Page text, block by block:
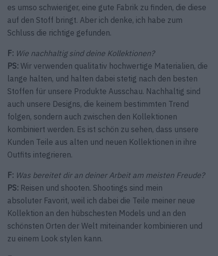
es umso schwieriger, eine gute Fabrik zu finden, die diese
auf den Stoff bringt. Aber ich denke, ich habe zum
Schluss die richtige gefunden.
F: Wie nachhaltig sind deine Kollektionen?
PS: Wir verwenden qualitativ hochwertige Materialien, die
lange halten, und halten dabei stetig nach den besten
Stoffen für unsere Produkte Ausschau. Nachhaltig sind
auch unsere Designs, die keinem bestimmten Trend
folgen, sondern auch zwischen den Kollektionen
kombiniert werden. Es ist schön zu sehen, dass unsere
Kunden Teile aus alten und neuen Kollektionen in ihre
Outfits integrieren.
F: Was bereitet dir an deiner Arbeit am meisten Freude?
PS: Reisen und shooten. Shootings sind mein
absoluter Favorit, weil ich dabei die Teile meiner neue
Kollektion an den hübschesten Models und an den
schönsten Orten der Welt miteinander kombinieren und
zu einem Look stylen kann.